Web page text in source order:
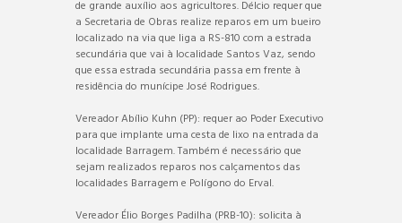
de grande auxílio aos agricultores. Délcio requer que
a Secretaria de Obras realize reparos em um bueiro
localizado na via que liga a RS-810 com a estrada
secundária que vai à localidade Santos Vaz, sendo
que essa estrada secundária passa em frente à
residência do munícipe José Rodrigues.
Vereador Abílio Kuhn (PP): requer ao Poder Executivo
para que implante uma cesta de lixo na entrada da
localidade Barragem. Também é necessário que
sejam realizados reparos nos calçamentos das
localidades Barragem e Polígono do Erval.
Vereador Élio Borges Padilha (PRB-10): solicita à